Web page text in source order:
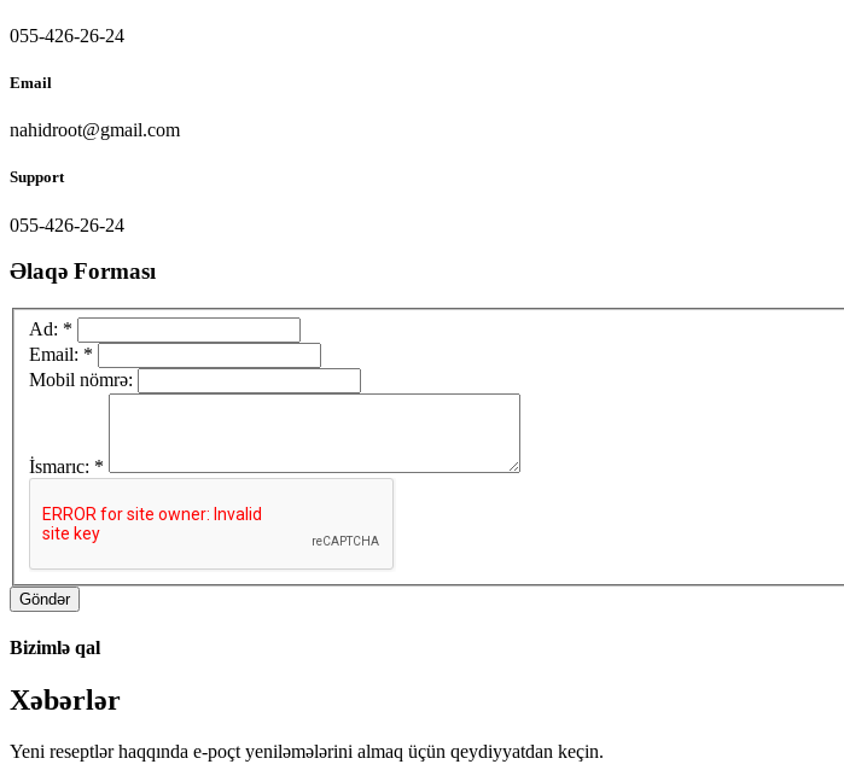
055-426-26-24
Email
nahidroot@gmail.com
Support
055-426-26-24
Əlaqə Forması
Ad: *
Email: *
Mobil nömrə:
İsmarıc: *
Bizimlə qal
Xəbərlər
Yeni reseptlər haqqında e-poçt yeniləmələrini almaq üçün qeydiyyatdan keçin.